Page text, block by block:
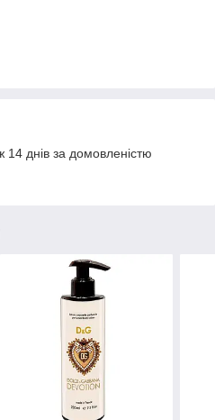
днів за домовленістю